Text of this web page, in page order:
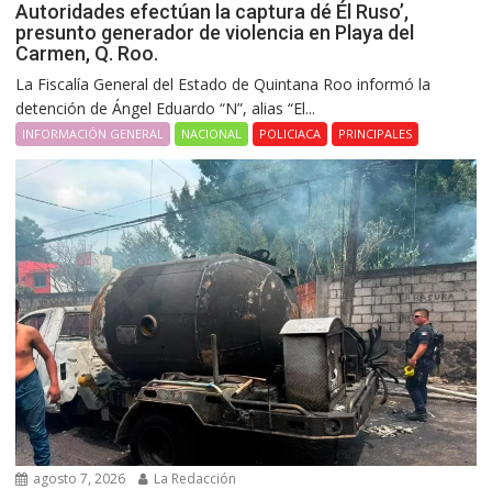
Autoridades efectúan la captura dé Él Ruso’,
presunto generador de violencia en Playa del
Carmen, Q. Roo.
La Fiscalía General del Estado de Quintana Roo informó la
detención de Ángel Eduardo “N”, alias “El...
INFORMACIÓN GENERAL NACIONAL POLICIACA PRINCIPALES
agosto 7, 2026 La Redacción